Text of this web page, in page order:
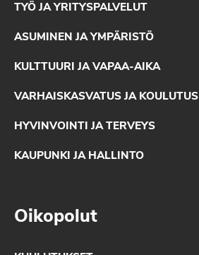
TYÖ JA YRITYSPALVELUT
ASUMINEN JA YMPÄRISTÖ
KULTTUURI JA VAPAA-AIKA
VARHAISKASVATUS JA KOULUTUS
HYVINVOINTI JA TERVEYS
KAUPUNKI JA HALLINTO
Oikopolut